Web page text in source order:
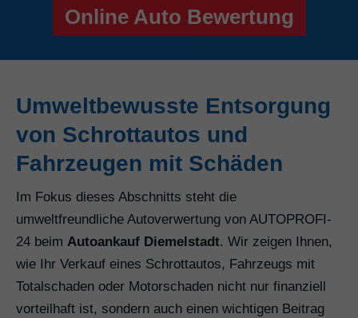
Online Auto Bewertung
Umweltbewusste Entsorgung
von Schrottautos und
Fahrzeugen mit Schäden
Im Fokus dieses Abschnitts steht die
umweltfreundliche Autoverwertung von AUTOPROFI-
24 beim Autoankauf Diemelstadt. Wir zeigen Ihnen,
wie Ihr Verkauf eines Schrottautos, Fahrzeugs mit
Totalschaden oder Motorschaden nicht nur finanziell
vorteilhaft ist, sondern auch einen wichtigen Beitrag